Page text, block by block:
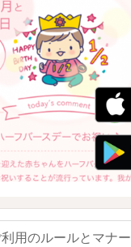
用のルールとマナー